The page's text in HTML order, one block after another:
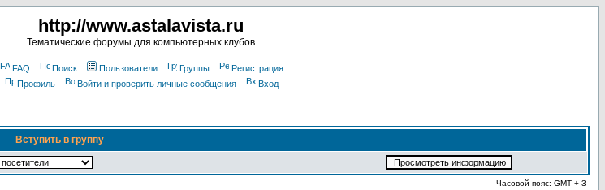
http://www.astalavista.ru
Тематические форумы для компьютерных клубов
FAQ Поиск Пользователи Группы
Регистрация
Профиль
Войти и проверить личные сообщения Вход
Вступить в группу
Часовой пояс: GMT + 3